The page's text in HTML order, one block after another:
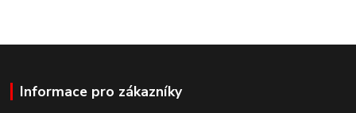
Informace pro zákazníky